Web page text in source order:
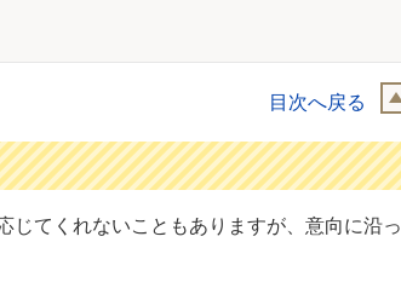
目次へ戻る
じてくれないこともありますが、意向に沿っ